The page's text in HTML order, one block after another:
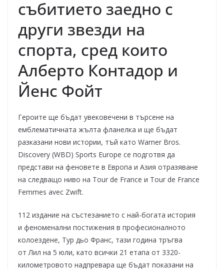
събитието заедно с
други звезди на
спорта, сред които
Алберто Контадор и
Йенс Фойт
Героите ще бъдат увековечени в търсене на
емблематичната жълта фланелка и ще бъдат
разказани нови истории, тъй като Warner Bros.
Discovery (WBD) Sports Europe се подготвя да
представи на феновете в Европа и Азия отразяване
на следващо ниво на Tour de France и Tour de France
Femmes avec Zwift.
112 издание на състезанието с най-богата история
и феноменални постижения в професионалното
колоездене, Тур дьо Франс, тази година тръгва
от Лил на 5 юли, като всички 21 етапа от 3320-
километровото надпревара ще бъдат показани на